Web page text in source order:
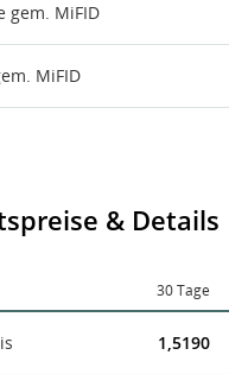
gem. MiFID
MiFID
& Details
30 Tage
1,5190